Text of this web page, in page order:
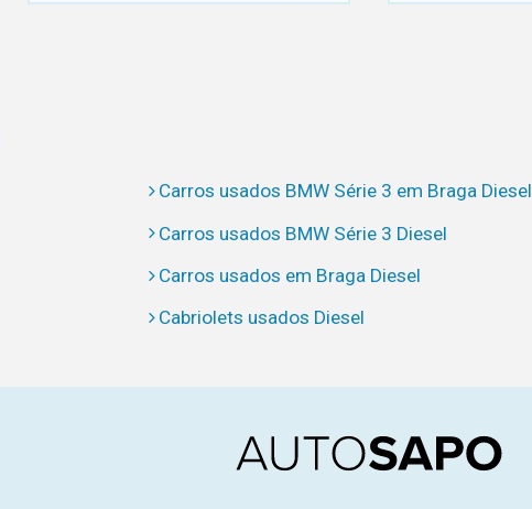
Carros usados BMW Série 3 em Braga Diesel
Carros usados BMW Série 3 Diesel
Carros usados em Braga Diesel
Cabriolets usados Diesel